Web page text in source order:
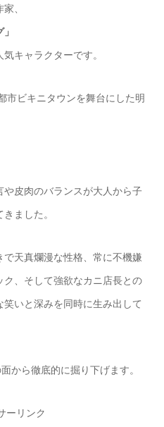
、
キャラクターです。
市ビキニタウンを舞台にした明
皮肉のバランスが大人から子
ました。
天真爛漫な性格、常に不機嫌
、そして強欲なカニ店長との
いと深みを同時に生み出して
から徹底的に掘り下げます。
ーリンク